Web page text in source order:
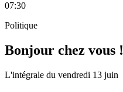
07:30
Politique
Bonjour chez vous !
L'intégrale du vendredi 13 juin